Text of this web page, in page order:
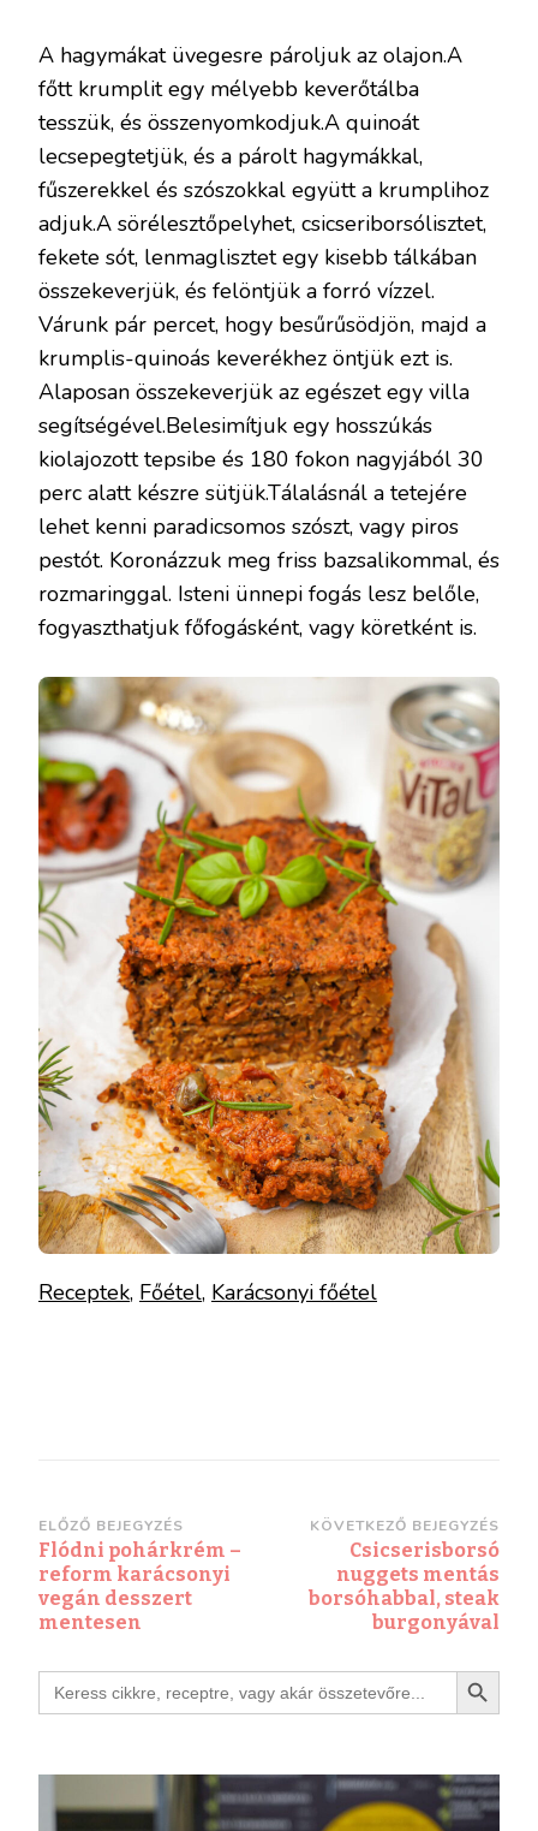
A hagymákat üvegesre pároljuk az olajon.A
főtt krumplit egy mélyebb keverőtálba
tesszük, és összenyomkodjuk.A quinoát
lecsepegtetjük, és a párolt hagymákkal,
fűszerekkel és szószokkal együtt a krumplihoz
adjuk.A sörélesztőpelyhet, csicseriborsólisztet,
fekete sót, lenmaglisztet egy kisebb tálkában
összekeverjük, és felöntjük a forró vízzel.
Várunk pár percet, hogy besűrűsödjön, majd a
krumplis-quinoás keverékhez öntjük ezt is.
Alaposan összekeverjük az egészet egy villa
segítségével.Belesimítjuk egy hosszúkás
kiolajozott tepsibe és 180 fokon nagyjából 30
perc alatt készre sütjük.Tálalásnál a tetejére
lehet kenni paradicsomos szószt, vagy piros
pestót. Koronázzuk meg friss bazsalikommal, és
rozmaringgal. Isteni ünnepi fogás lesz belőle,
fogyaszthatjuk főfogásként, vagy köretként is.
Receptek, Főétel, Karácsonyi főétel
ELŐZŐ BEJEGYZÉS
Flódni pohárkrém –
reform karácsonyi
vegán desszert
mentesen
KÖVETKEZŐ BEJEGYZÉS
Csicserisborsó
nuggets mentás
borsóhabbal, steak
burgonyával
Search
for:
Search Button